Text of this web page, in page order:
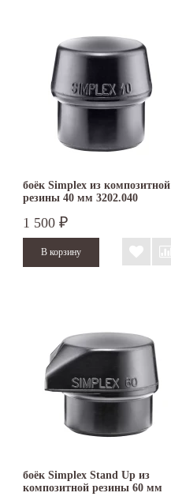
боёк Simplex из композитной
резины 40 мм 3202.040
1 500 ₽
боёк Simplex Stand Up из
композитной резины 60 мм